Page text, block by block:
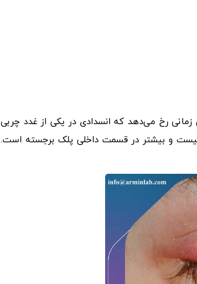
رخ می‌دهد که انسدادی در یکی از غدد چربی
نیست و بیشتر در قسمت داخلی پلک برجسته است.